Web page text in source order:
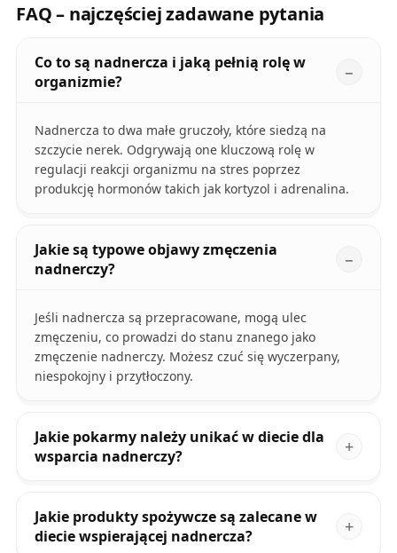
FAQ – najczęściej zadawane pytania
Co to są nadnercza i jaką pełnią rolę w
organizmie?
Nadnercza to dwa małe gruczoły, które siedzą na
szczycie nerek. Odgrywają one kluczową rolę w
regulacji reakcji organizmu na stres poprzez
produkcję hormonów takich jak kortyzol i adrenalina.
Jakie są typowe objawy zmęczenia
nadnerczy?
Jeśli nadnercza są przepracowane, mogą ulec
zmęczeniu, co prowadzi do stanu znanego jako
zmęczenie nadnerczy. Możesz czuć się wyczerpany,
niespokojny i przytłoczony.
Jakie pokarmy należy unikać w diecie dla
wsparcia nadnerczy?
Jakie produkty spożywcze są zalecane w
diecie wspierającej nadnercza?